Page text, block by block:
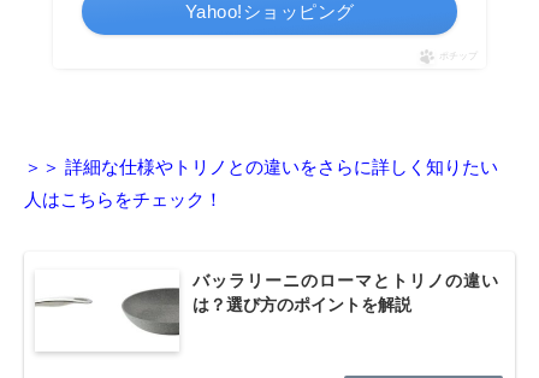
Yahoo!ショッピング
ポチップ
＞＞ 詳細な仕様やトリノとの違いをさらに詳しく知りたい
人はこちらをチェック！
バッラリーニのローマとトリノの違い
は？選び方のポイントを解説